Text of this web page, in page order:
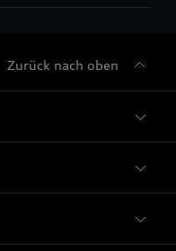
Zurück nach oben